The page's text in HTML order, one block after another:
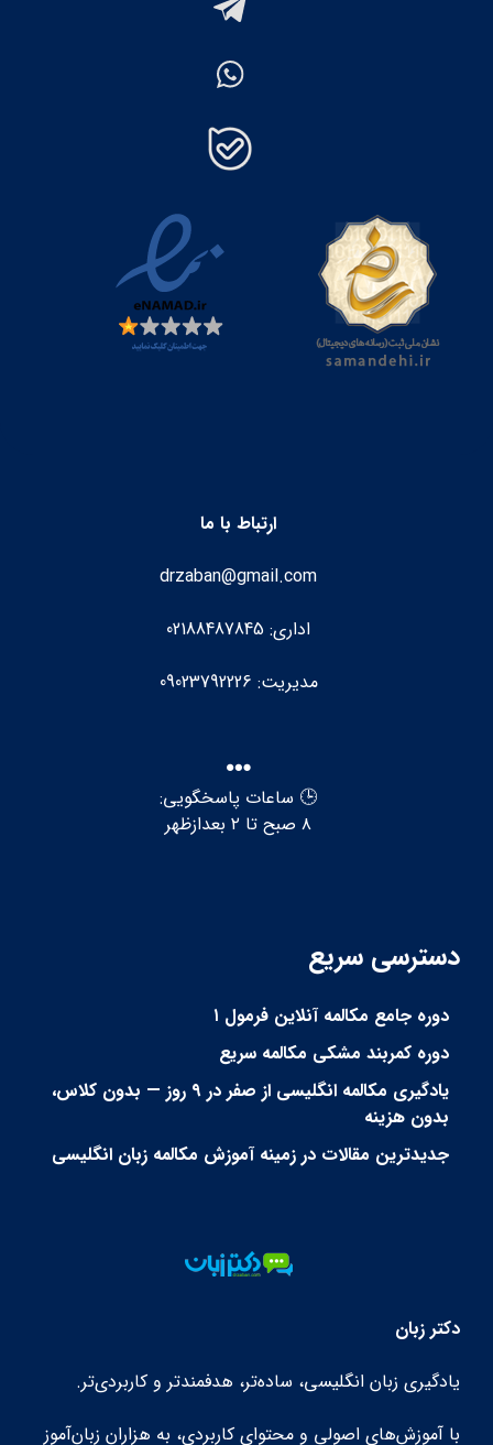
ارتباط با ما
drzaban@gmail.com
اداری: 02188487845
مدیریت: 09023792226
🕒 ساعات پاسخگویی:
۸ صبح تا ۲ بعدازظهر
دسترسی سریع
دوره جامع مکالمه آنلاین فرمول ۱
دوره کمربند مشکی مکالمه سریع
یادگیری مکالمه انگلیسی از صفر در ۹ روز — بدون کلاس،
بدون هزینه
جدیدترین مقالات در زمینه آموزش مکالمه زبان انگلیسی
دکتر زبان
یادگیری زبان انگلیسی، ساده‌تر، هدفمندتر و کاربردی‌تر.
با آموزش‌های اصولی و محتوای کاربردی، به هزاران زبان‌آموز